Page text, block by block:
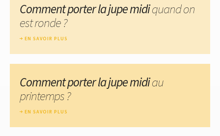
Comment porter la jupe midiquand on
est ronde ?
EN SAVOIR PLUS
Comment porter la jupe midiau
printemps ?
EN SAVOIR PLUS